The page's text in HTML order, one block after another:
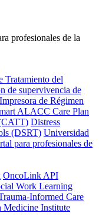
profesionales de la
Tratamiento del
de supervivencia de
Impresora de Régimen
ALACC Care Plan
Distress
(DSRT) Universidad
para profesionales de
OncoLink API
Work Learning
Informed Care
Medicine Institute